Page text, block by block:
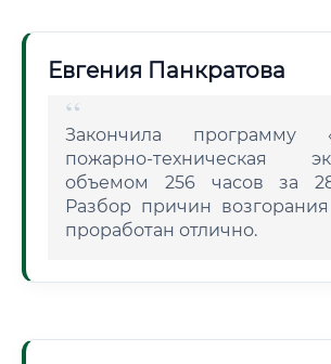
Евгения Панкратова
Закончила программу
пожарно-техническая
объемом 256 часов за
Разбор причин
проработан отлично.